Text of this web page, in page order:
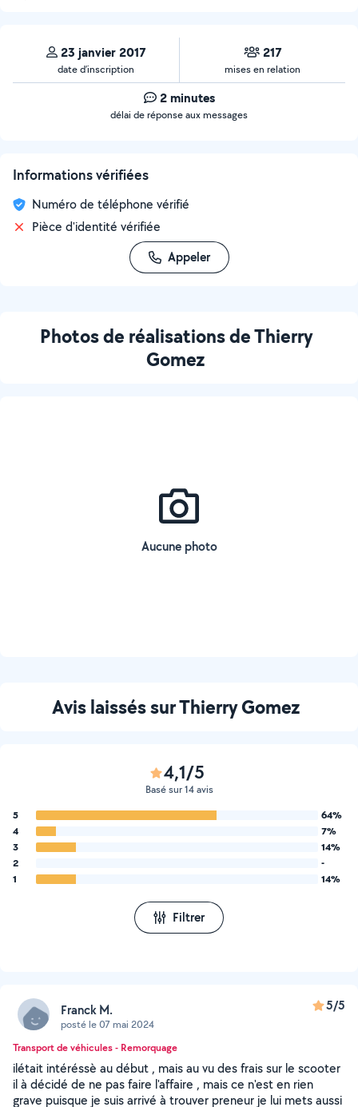
23 janvier 2017
date d’inscription
217
mises en relation
2 minutes
délai de réponse aux messages
Informations vérifiées
Numéro de téléphone vérifié
Pièce d'identité vérifiée
Appeler
Photos de réalisations de Thierry
Gomez
Aucune photo
Avis laissés sur Thierry Gomez
4,1/5
Basé sur 14 avis
5
64%
4
7%
3
14%
2
-
1
14%
Filtrer
Franck M.
posté le 07 mai 2024
5/5
Transport de véhicules - Remorquage
ilétait intéréssè au début , mais au vu des frais sur le scooter
il à décidé de ne pas faire l'affaire , mais ce n'est en rien
grave puisque je suis arrivé à trouver preneur je lui mets aussi